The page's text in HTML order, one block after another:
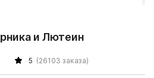
и Лютеин
5 (26103 заказа)